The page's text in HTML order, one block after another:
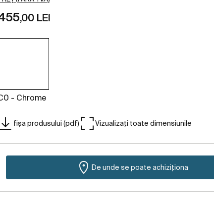
,00 LEI
- Chrome
fișa produsului (pdf) Vizualizați toate dimensiunile
De unde se poate achiziționa